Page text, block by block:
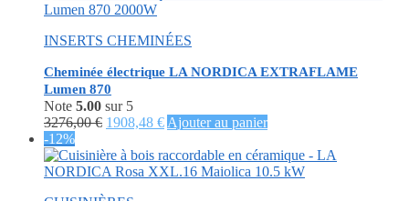
INSERTS CHEMINÉES
Cheminée électrique LA NORDICA EXTRAFLAME
Lumen 870
Note 5.00 sur 5
3276,00€ Le
initial
était :
1908,48 €Le
actuel
est :
Ajouter au panier
-12%